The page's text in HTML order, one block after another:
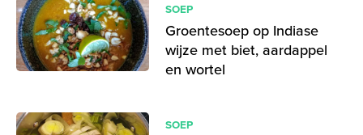
SOEP
Groentesoep op Indiase
wijze met biet, aardappel
en wortel
SOEP